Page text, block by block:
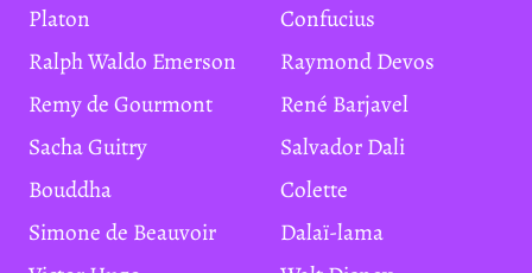
Platon
Confucius
Ralph Waldo Emerson
Raymond Devos
Remy de Gourmont
René Barjavel
Sacha Guitry
Salvador Dali
Bouddha
Colette
Simone de Beauvoir
Dalaï-lama